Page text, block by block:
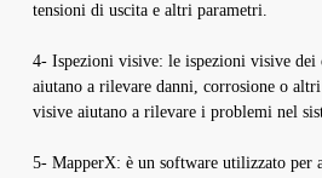
tensioni di uscita e altri parametri.
4- Ispezioni visive: le ispezioni visive dei
aiutano a rilevare danni, corrosione o
visive aiutano a rilevare i problemi nel
5- MapperX: è un software utilizzato per